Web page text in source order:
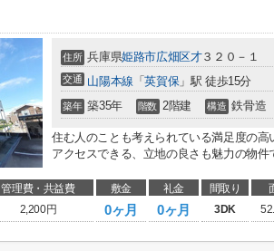
住所 兵庫県姫路市広畑区才３２０－１
交通 山陽本線 「英賀保」駅 徒歩15分
築年 築35年 階数 2階建 構造 鉄骨造
住む人のことも考えられている満足度の
アクセスできる、立地の良さも魅力の物
管理費・共益費 敷金 礼金 間取り
2,200円 0ヶ月 0ヶ月 3DK